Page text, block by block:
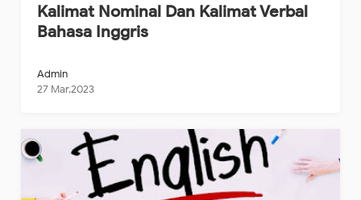
Kalimat Nominal Dan Kalimat Verbal
Bahasa Inggris
Admin
27 Mar,2023